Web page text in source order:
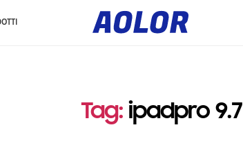
o
g
o
Tag: ipadpro 9.7